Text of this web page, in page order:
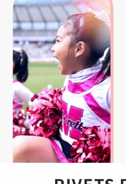
pop.jp/public_html/staging-